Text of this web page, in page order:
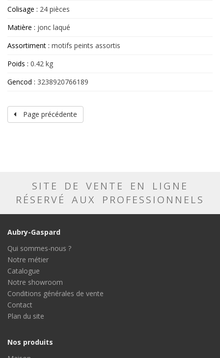
Colisage : 24 pièces
Matière : jonc laqué
Assortiment : motifs peints assortis
Poids : 0.42 kg
Gencod : 3238920766189
Page précédente
SITE DE VENTE EN LIGNE
RÉSERVÉ AUX PROFESSIONNELS
Aubry-Gaspard
Qui sommes-nous ?
Notre métier
Catalogue
Notre showroom
Conditions générales de vente
Contact
Plan du site
Nos produits